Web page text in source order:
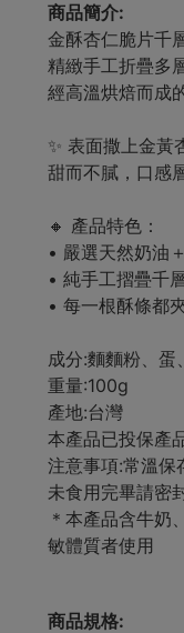
商品簡介:
金酥杏仁脆片千
精緻手工折疊多
經高溫烘焙而成
✨ 表面撒上金黃
甜而不膩，口感
🔸 產品特色：
• 嚴選天然奶油
• 純手工摺疊千
• 每一根酥條都
成分:麵麵粉、蛋
重量:100g
產地:台灣
本產品已投保產
注意事項:常溫保
未食用完畢請密
＊本產品含牛奶
敏體質者使用
商品規格: